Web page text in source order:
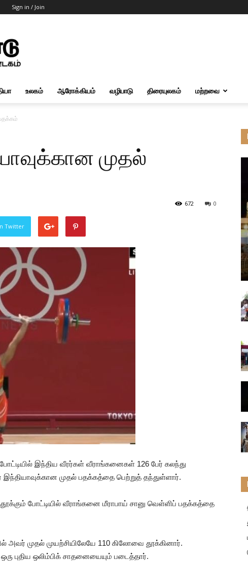
Sign in / Join
உலகம் ஆரோக்கியம் வழிபாடு திரையுலகம் மற்றவை
முதல்
0
672
Twitter
இந்திய வீரர்கள் வீராங்கனைகள் 126 பேர் கலந்து
முதல் பதக்கத்தை பெற்றுத் தந்துள்ளார்.
போட்டியில் வீராங்கனை மீராபாய் சானு வெள்ளிப் பதக்கத்தை
அவர் முதல் முயற்சியிலேயே 110 கிலோவை தூக்கினார்.
புதிய ஒலிம்பிக் சாதனையையும் படைத்தார்.